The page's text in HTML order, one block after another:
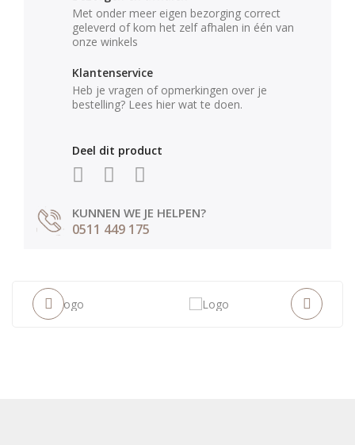
Met onder meer eigen bezorging correct
geleverd of kom het zelf afhalen in één van
onze winkels
Klantenservice
Heb je vragen of opmerkingen over je
bestelling? Lees hier wat te doen.
Deel dit product
KUNNEN WE JE HELPEN?
0511 449 175